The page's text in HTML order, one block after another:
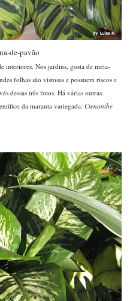
de-pavão
interiores. Nos jardins, gosta de meia-
folhas são vistosas e possuem riscos e
dessas três fotos. Há várias outras
da maranta variegada: Ctenanthe